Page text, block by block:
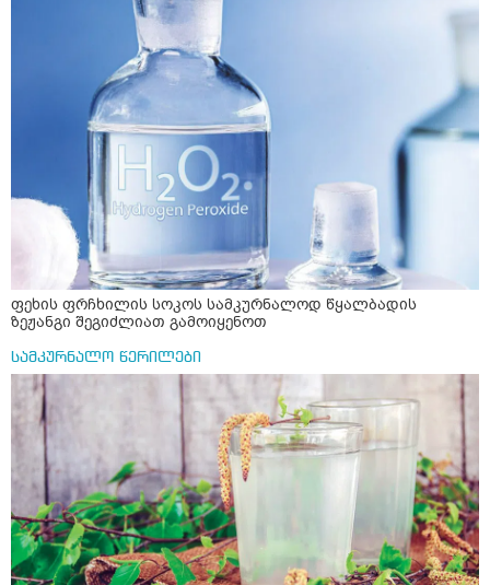
ფეხის ფრჩხილის სოკოს სამკურნალოდ წყალბადის
ზეჟანგი შეგიძლიათ გამოიყენოთ
სამკურნალო წერილები